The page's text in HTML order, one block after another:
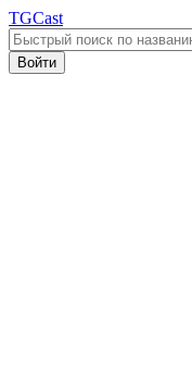
TGCast
Войти